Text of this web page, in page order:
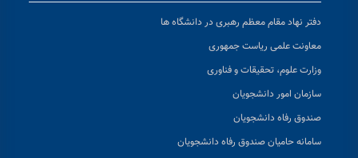
دفتر نهاد مقام معظم رهبری در دانشگاه ها
معاونت علمی ریاست جمهوری
وزارت علوم، تحقیقات و فناوری
سازمان امور دانشجویان
صندوق رفاه دانشجویان
سامانه حامیان صندوق رفاه دانشجویان